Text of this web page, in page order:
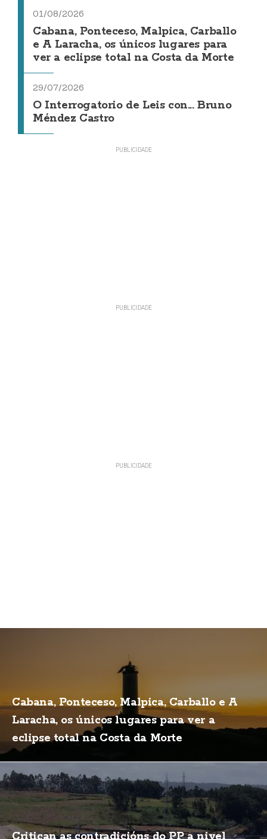
01/08/2026
Cabana, Ponteceso, Malpica, Carballo
e A Laracha, os únicos lugares para
ver a eclipse total na Costa da Morte
29/07/2026
O Interrogatorio de Leis con... Bruno
Méndez Castro
Cabana, Ponteceso, Malpica, Carballo e A
Laracha, os únicos lugares para ver a
eclipse total na Costa da Morte